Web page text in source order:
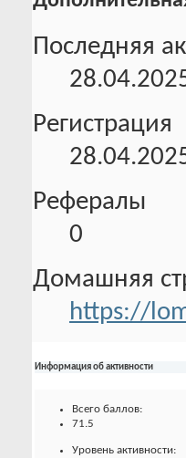
Последняя
Регистрация
Рефералы
0
Домашняя
https://
Информация об активности
Всего баллов:
71.5
Уровень активности: